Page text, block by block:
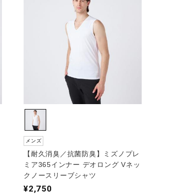
メンズ
【耐久消臭／抗菌防臭】ミズノプレ
ミア365インナー デオロング Vネッ
クノースリーブシャツ
¥2,750